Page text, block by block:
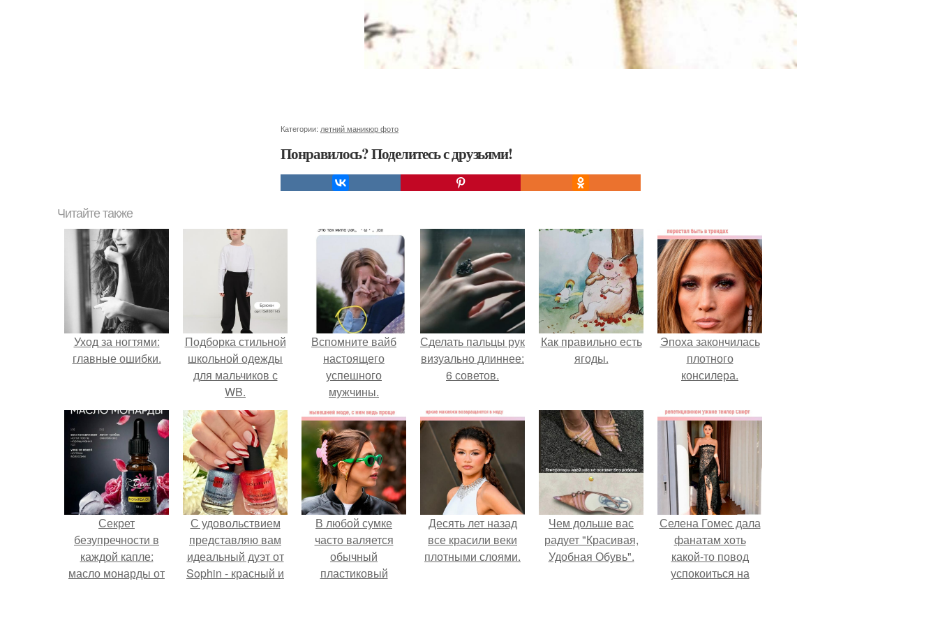
Категории: летний маникюр фото
Понравилось? Поделитесь с друзьями!
Читайте также
Уход за ногтями:
главные ошибки.
Подборка стильной
школьной одежды
для мальчиков с
WB.
Вспомните вайб
настоящего
успешного
мужчины.
Сделать пальцы рук
визуально длиннее:
6 советов.
Как правильно eсть
ягоды.
Эпоха закончилась
плотного
консилера.
Секрет
безупречности в
каждой капле:
масло монарды от
С удовольствием
представляю вам
идеальный дуэт от
Sophin - красный и
В любой сумке
часто валяется
обычный
пластиковый
Десять лет назад
все красили веки
плотными слоями.
Чем дольше вас
радует "Красивая,
Удобная Обувь".
Селена Гомес дала
фанатам хоть
какой-то повод
успокоиться на